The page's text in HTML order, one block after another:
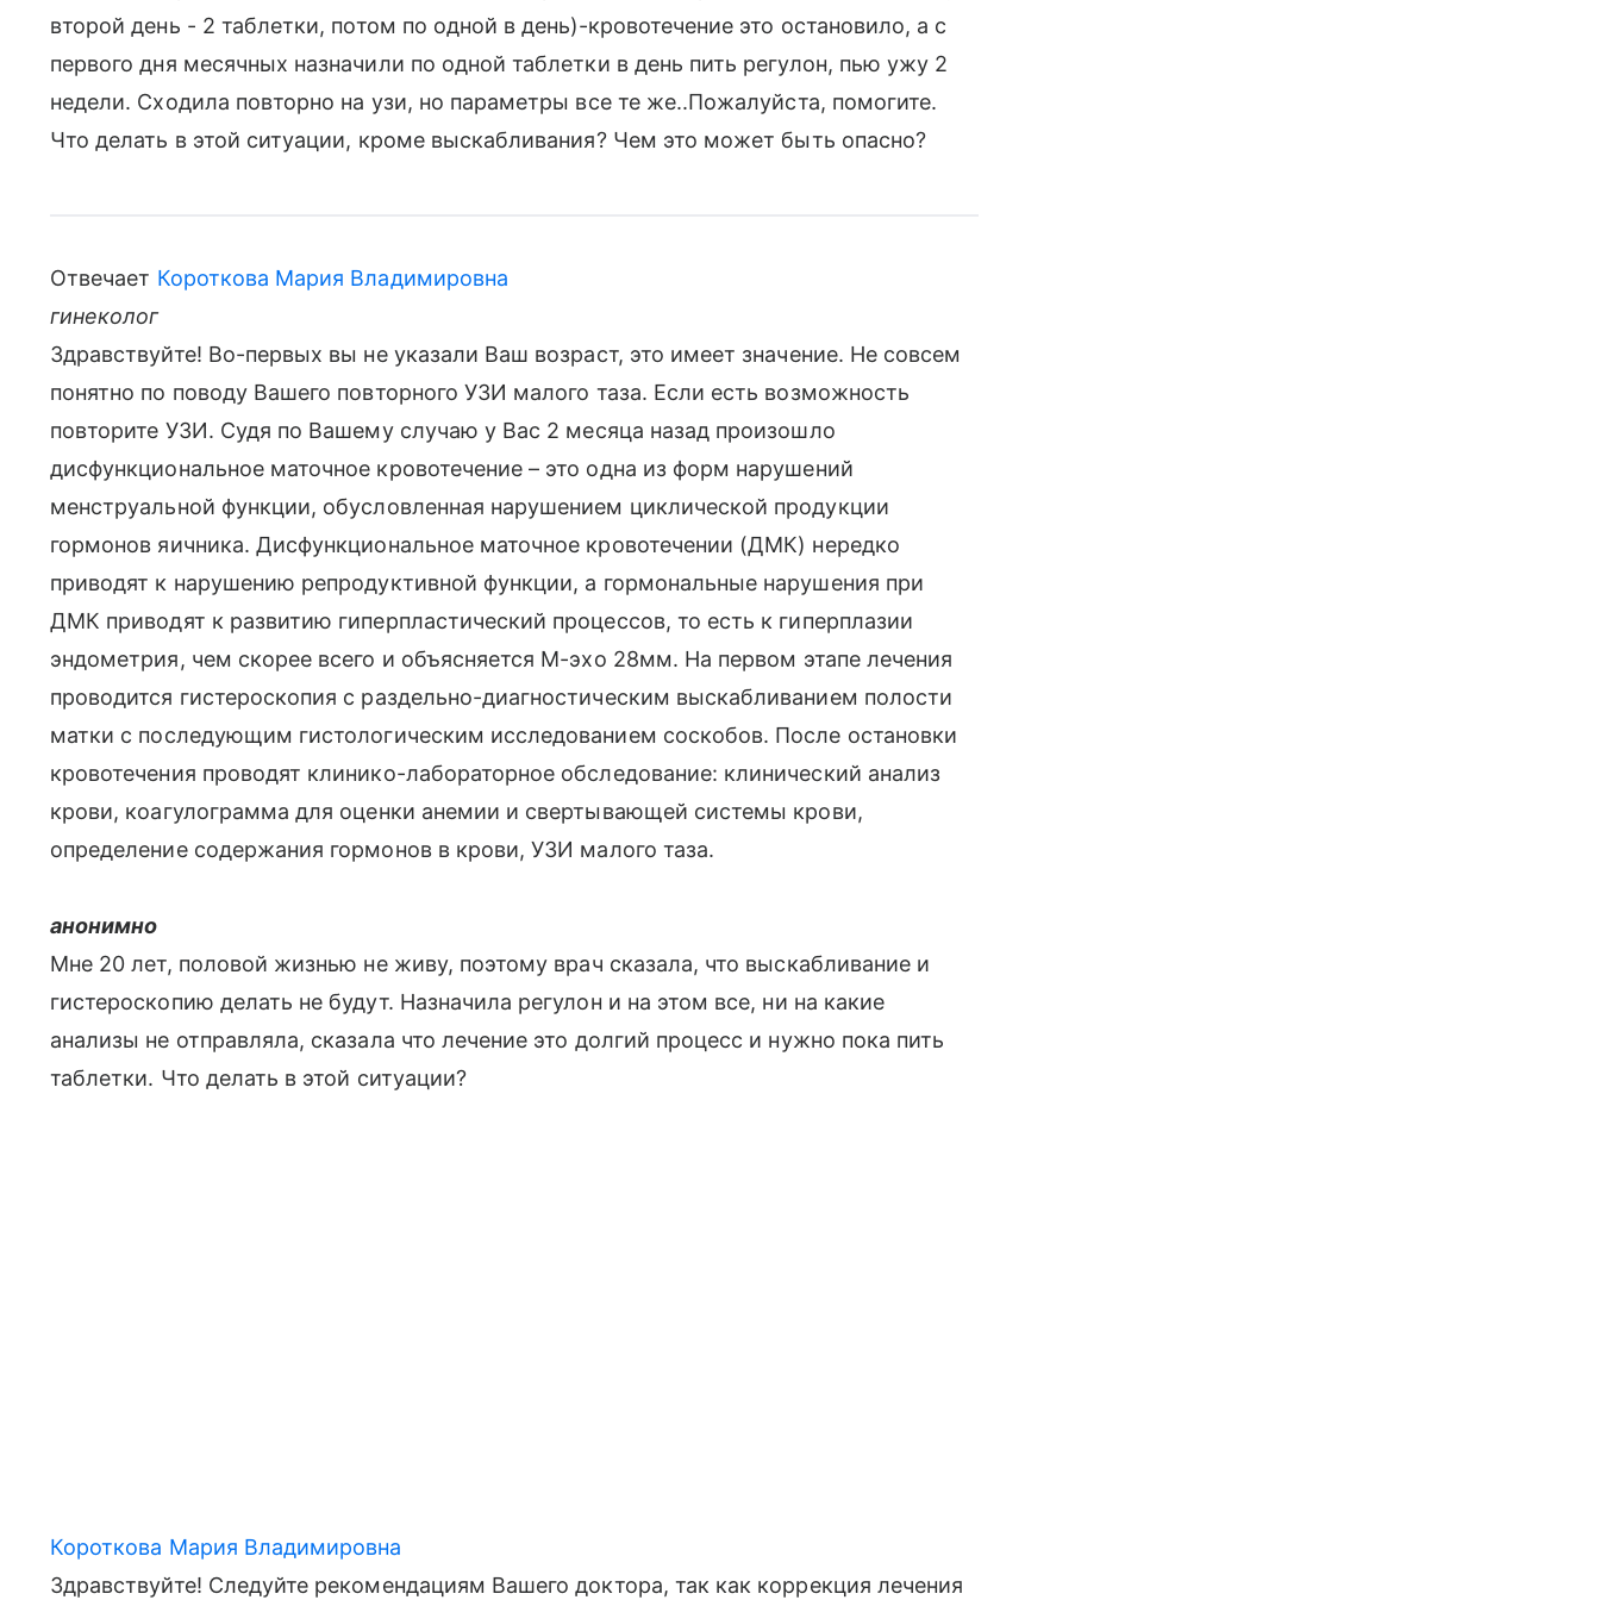
второй день - 2 таблетки, потом по одной в день)-кровотечение это остановило, а с
первого дня месячных назначили по одной таблетки в день пить регулон, пью ужу 2
недели. Сходила повторно на узи, но параметры все те же..Пожалуйста, помогите.
Что делать в этой ситуации, кроме выскабливания? Чем это может быть опасно?
Отвечает Короткова Мария Владимировна
гинеколог
Здравствуйте! Во-первых вы не указали Ваш возраст, это имеет значение. Не совсем
понятно по поводу Вашего повторного УЗИ малого таза. Если есть возможность
повторите УЗИ. Судя по Вашему случаю у Вас 2 месяца назад произошло
дисфункциональное маточное кровотечение – это одна из форм нарушений
менструальной функции, обусловленная нарушением циклической продукции
гормонов яичника. Дисфункциональное маточное кровотечении (ДМК) нередко
приводят к нарушению репродуктивной функции, а гормональные нарушения при
ДМК приводят к развитию гиперпластический процессов, то есть к гиперплазии
эндометрия, чем скорее всего и объясняется М-эхо 28мм. На первом этапе лечения
проводится гистероскопия с раздельно-диагностическим выскабливанием полости
матки с последующим гистологическим исследованием соскобов. После остановки
кровотечения проводят клинико-лабораторное обследование: клинический анализ
крови, коагулограмма для оценки анемии и свертывающей системы крови,
определение содержания гормонов в крови, УЗИ малого таза.
анонимно
Мне 20 лет, половой жизнью не живу, поэтому врач сказала, что выскабливание и
гистероскопию делать не будут. Назначила регулон и на этом все, ни на какие
анализы не отправляла, сказала что лечение это долгий процесс и нужно пока пить
таблетки. Что делать в этой ситуации?
Короткова Мария Владимировна
Здравствуйте! Следуйте рекомендациям Вашего доктора, так как коррекция лечения